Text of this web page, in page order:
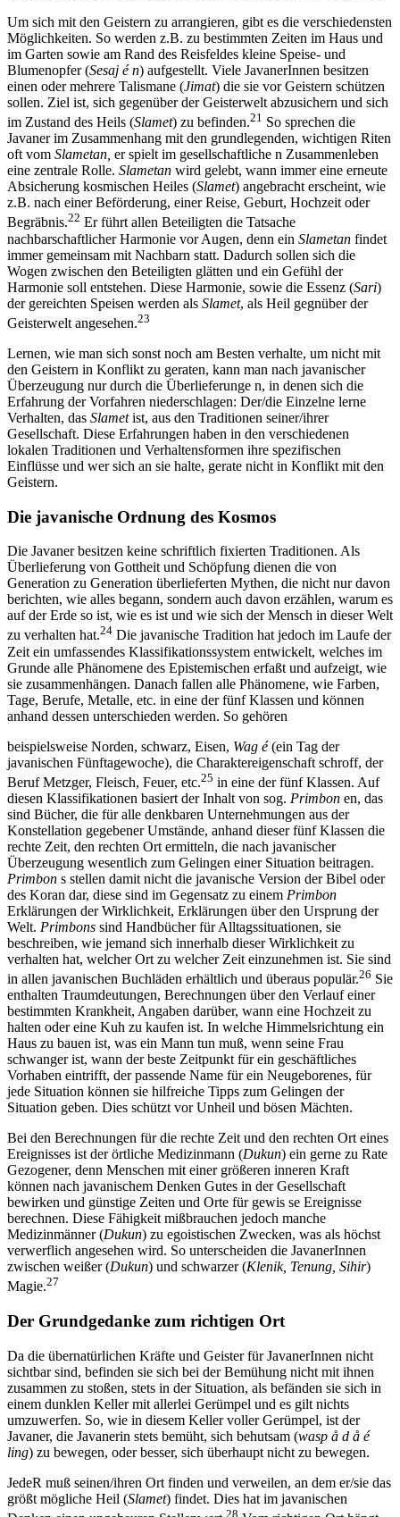
Um sich mit den Geistern zu arrangieren, gibt es die verschiedensten
Möglichkeiten. So werden z.B. zu bestimmten Zeiten im Haus und
im Garten sowie am Rand des Reisfeldes kleine Speise- und
Blumenopfer (Sesaj é n) aufgestellt. Viele JavanerInnen besitzen
einen oder mehrere Talismane (Jimat) die sie vor Geistern schützen
sollen. Ziel ist, sich gegenüber der Geisterwelt abzusichern und sich
im Zustand des Heils (Slamet) zu befinden.21 So sprechen die
Javaner im Zusammenhang mit den grundlegenden, wichtigen Riten
oft vom Slametan, er spielt im gesellschaftliche n Zusammenleben
eine zentrale Rolle. Slametan wird gelebt, wann immer eine erneute
Absicherung kosmischen Heiles (Slamet) angebracht erscheint, wie
z.B. nach einer Beförderung, einer Reise, Geburt, Hochzeit oder
Begräbnis.22 Er führt allen Beteiligten die Tatsache
nachbarschaftlicher Harmonie vor Augen, denn ein Slametan findet
immer gemeinsam mit Nachbarn statt. Dadurch sollen sich die
Wogen zwischen den Beteiligten glätten und ein Gefühl der
Harmonie soll entstehen. Diese Harmonie, sowie die Essenz (Sari)
der gereichten Speisen werden als Slamet, als Heil gegnüber der
Geisterwelt angesehen.23
Lernen, wie man sich sonst noch am Besten verhalte, um nicht mit
den Geistern in Konflikt zu geraten, kann man nach javanischer
Überzeugung nur durch die Überlieferunge n, in denen sich die
Erfahrung der Vorfahren niederschlagen: Der/die Einzelne lerne
Verhalten, das Slametist, aus den Traditionen seiner/ihrer
Gesellschaft. Diese Erfahrungen haben in den verschiedenen
lokalen Traditionen und Verhaltensformen ihre spezifischen
Einflüsse und wer sich an sie halte, gerate nicht in Konflikt mit den
Geistern.
Die javanische Ordnung des Kosmos
Die Javaner besitzen keine schriftlich fixierten Traditionen. Als
Überlieferung von Gottheit und Schöpfung dienen die von
Generation zu Generation überlieferten Mythen, die nicht nur davon
berichten, wie alles begann, sondern auch davon erzählen, warum es
auf der Erde so ist, wie es ist und wie sich der Mensch in dieser Welt
zu verhalten hat.24 Die javanische Tradition hat jedoch im Laufe der
Zeit ein umfassendes Klassifikationssystem entwickelt, welches im
Grunde alle Phänomene des Epistemischen erfaßt und aufzeigt, wie
sie zusammenhängen. Danach fallen alle Phänomene, wie Farben,
Tage, Berufe, Metalle, etc. in eine der fünf Klassen und können
anhand dessen unterschieden werden. So gehören
beispielsweise Norden, schwarz, Eisen, Wag é(ein Tag der
javanischen Fünftagewoche), die Charaktereigenschaft schroff, der
Beruf Metzger, Fleisch, Feuer, etc.25 in eine der fünf Klassen. Auf
diesen Klassifikationen basiert der Inhalt von sog. Primbon en, das
sind Bücher, die für alle denkbaren Unternehmungen aus der
Konstellation gegebener Umstände, anhand dieser fünf Klassen die
rechte Zeit, den rechten Ort ermitteln, die nach javanischer
Überzeugung wesentlich zum Gelingen einer Situation beitragen.
Primbon s stellen damit nicht die javanische Version der Bibel oder
des Koran dar, diese sind im Gegensatz zu einem Primbon
Erklärungen der Wirklichkeit, Erklärungen über den Ursprung der
Welt. Primbons sind Handbücher für Alltagssituationen, sie
beschreiben, wie jemand sich innerhalb dieser Wirklichkeit zu
verhalten hat, welcher Ort zu welcher Zeit einzunehmen ist. Sie sind
in allen javanischen Buchläden erhältlich und überaus populär.26 Sie
enthalten Traumdeutungen, Berechnungen über den Verlauf einer
bestimmten Krankheit, Angaben darüber, wann eine Hochzeit zu
halten oder eine Kuh zu kaufen ist. In welche Himmelsrichtung ein
Haus zu bauen ist, was ein Mann tun muß, wenn seine Frau
schwanger ist, wann der beste Zeitpunkt für ein geschäftliches
Vorhaben eintrifft, der passende Name für ein Neugeborenes, für
jede Situation können sie hilfreiche Tipps zum Gelingen der
Situation geben. Dies schützt vor Unheil und bösen Mächten.
Bei den Berechnungen für die rechte Zeit und den rechten Ort eines
Ereignisses ist der örtliche Medizinmann (Dukun) ein gerne zu Rate
Gezogener, denn Menschen mit einer größeren inneren Kraft
können nach javanischem Denken Gutes in der Gesellschaft
bewirken und günstige Zeiten und Orte für gewis se Ereignisse
berechnen. Diese Fähigkeit mißbrauchen jedoch manche
Medizinmänner (Dukun) zu egoistischen Zwecken, was als höchst
verwerflich angesehen wird. So unterscheiden die JavanerInnen
zwischen weißer (Dukun) und schwarzer (Klenik, Tenung, Sihir)
Magie.27
Der Grundgedanke zum richtigen Ort
Da die übernatürlichen Kräfte und Geister für JavanerInnen nicht
sichtbar sind, befinden sie sich bei der Bemühung nicht mit ihnen
zusammen zu stoßen, stets in der Situation, als befänden sie sich in
einem dunklen Keller mit allerlei Gerümpel und es gilt nichts
umzuwerfen. So, wie in diesem Keller voller Gerümpel, ist der
Javaner, die Javanerin stets bemüht, sich behutsam (wasp å d å é
ling) zu bewegen, oder besser, sich überhaupt nicht zu bewegen.
JedeR muß seinen/ihren Ort finden und verweilen, an dem er/sie das
größt mögliche Heil (Slamet) findet. Dies hat im javanischen
28